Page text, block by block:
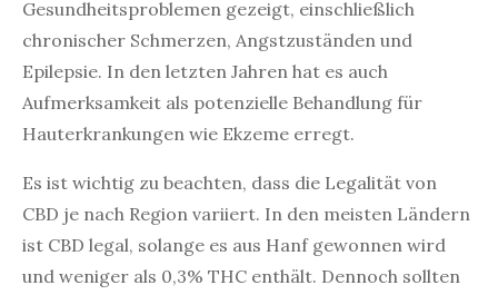
Gesundheitsproblemen gezeigt, einschließlich
chronischer Schmerzen, Angstzuständen und
Epilepsie. In den letzten Jahren hat es auch
Aufmerksamkeit als potenzielle Behandlung für
Hauterkrankungen wie Ekzeme erregt.
Es ist wichtig zu beachten, dass die Legalität von
CBD je nach Region variiert. In den meisten Ländern
ist CBD legal, solange es aus Hanf gewonnen wird
und weniger als 0,3% THC enthält. Dennoch sollten